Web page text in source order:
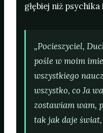
głębiej niż
„Pocieszyciel,
pośle w moim
wszystkiego
wszystko, co Ja
zostawiam wam,
tak jak daje świat,